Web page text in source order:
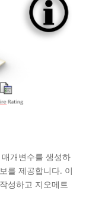
개변수를 생성하
를 제공합니다. 이
성하고 지오메트